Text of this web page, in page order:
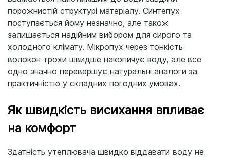
порожнистій структурі матеріалу. Синтепух
поступається йому незначно, але також
залишається надійним вибором для сирого та
холодного клімату. Мікропух через тонкість
волокон трохи швидше накопичує воду, але все
одно значно перевершує натуральні аналоги за
практичністю у складних погодних умовах.
Як швидкість висихання впливає
на комфорт
Здатність утеплювача швидко віддавати воду не